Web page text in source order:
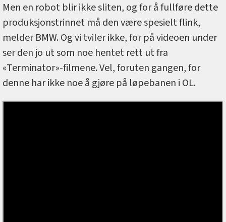
Men en robot blir ikke sliten, og for å fullføre dette
produksjonstrinnet må den være spesielt flink,
melder BMW. Og vi tviler ikke, for på videoen under
ser den jo ut som noe hentet rett ut fra
«Terminator»-filmene. Vel, foruten gangen, for
denne har ikke noe å gjøre på løpebanen i OL.